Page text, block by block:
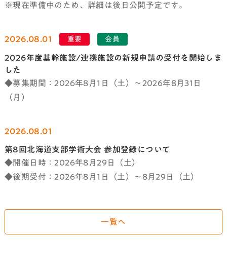
※現在準備中のため、詳細は後日公開予定です。
2026.08.01 重要 会員
2026年度基幹施設/連携施設の新規申請の受付を開始しま
した
◆募集期間：2026年8月1日（土）～2026年8月31日
（月）
2026.08.01
第8回北海道支部学術大会 参加登録について
◆開催日時：2026年8月29日（土）
◆後期受付：2026年8月1日（土）～8月29日（土）
一覧へ